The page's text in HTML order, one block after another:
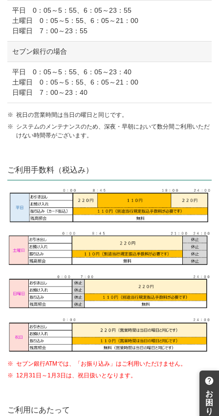
平日 0：05～5：55、6：05～23：55
土曜日 0：05～5：55、6：05～21：00
日曜日 7：00～23：55
セブン銀行の場合
平日 0：05～5：55、6：05～23：40
土曜日 0：05～5：55、6：05～21：00
日曜日 7：00～23：40
※ 祝日の営業時間は当日の曜日と同じです。
※ システムのメンテナンスのため、深夜・早朝において数分間ご利用いただ
けない時間帯がございます。
ご利用手数料（税込み）
※ セブン銀行ATMでは、「お振り込み」はご利用いただけません。
※ 12月31日～1月3日は、祝日扱いとなります。
ご利用にあたって
お
困
り